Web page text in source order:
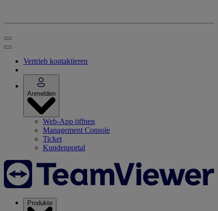
Vertrieb kontaktieren
Anmelden
Web-App öffnen
Management Console
Ticket
Kundenportal
Produkte